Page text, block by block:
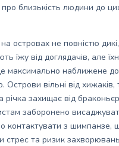
близькість людини до
островах не повністю
їжу від доглядачів, але
максимально наближене до
Острови вільні від хижаків,
річка захищає від
заборонено
контактувати з шимпанзе,
стрес та ризик